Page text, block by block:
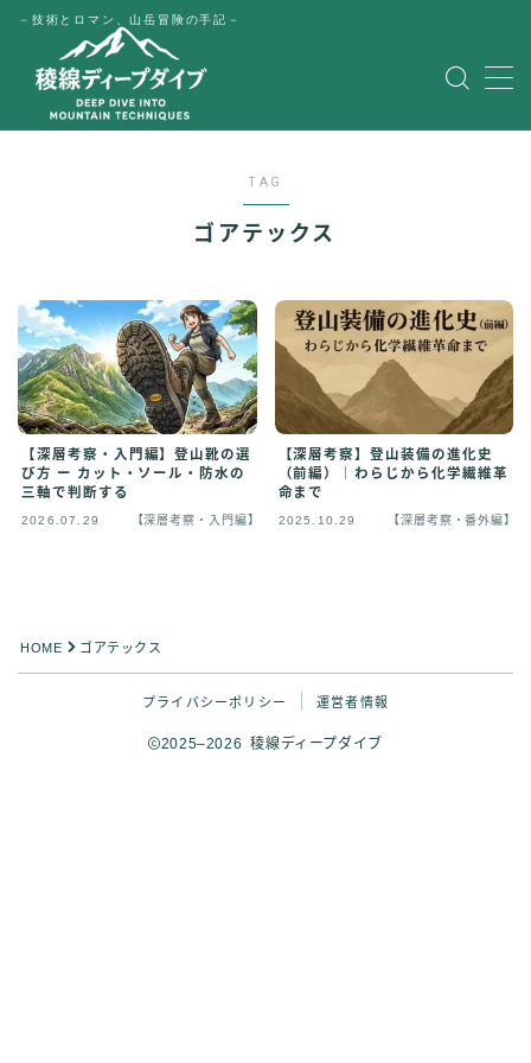
－技術とロマン、山岳冒険の手記－
MENU
Japanese
TAG
ゴアテックス
【深層考察・入門編】登山靴の選
び方 ー カット・ソール・防水の
三軸で判断する
2026.07.29 【深層考察・入門編】
【深層考察】登山装備の進化史
（前編）｜わらじから化学繊維革
命まで
2025.10.29 【深層考察・番外編】
HOME ゴアテックス
プライバシーポリシー 運営者情報
2025–2026 稜線ディープダイブ